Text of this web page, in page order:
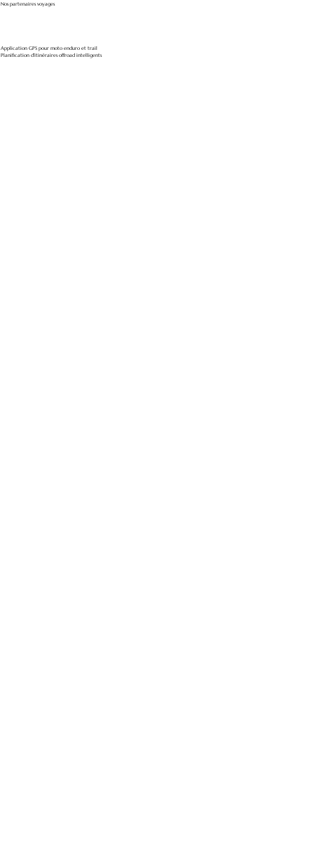
Nos partenaires voyages
Application GPS pour moto enduro et trail
Planification d'itinéraires offroad intelligents